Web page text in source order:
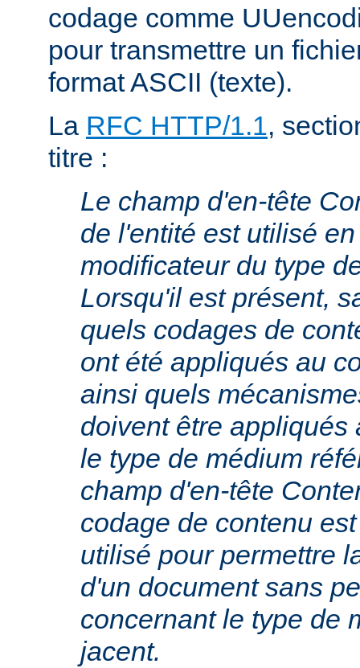
codage comme
pour transmettre un
format ASCII (texte).
La RFC HTTP/1.1,
titre :
Le champ d'en-tête
de l'entité est utilisé
modificateur du type
Lorsqu'il est présent,
quels codages de
ont été appliqués au
ainsi quels
doivent être appliqués
le type de médium
champ d'en-tête
codage de contenu
utilisé pour permettre
d'un document sans
concernant le type de
jacent.